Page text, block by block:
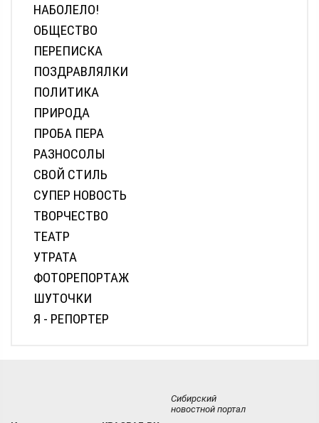
НАБОЛЕЛО!
ОБЩЕСТВО
ПЕРЕПИСКА
ПОЗДРАВЛЯЛКИ
ПОЛИТИКА
ПРИРОДА
ПРОБА ПЕРА
РАЗНОСОЛЫ
СВОЙ СТИЛЬ
СУПЕР НОВОСТЬ
ТВОРЧЕСТВО
ТЕАТР
УТРАТА
ФОТОРЕПОРТАЖ
ШУТОЧКИ
Я - РЕПОРТЕР
Сибирский
новостной портал